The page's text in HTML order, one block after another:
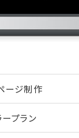
ージ制作
ープラン